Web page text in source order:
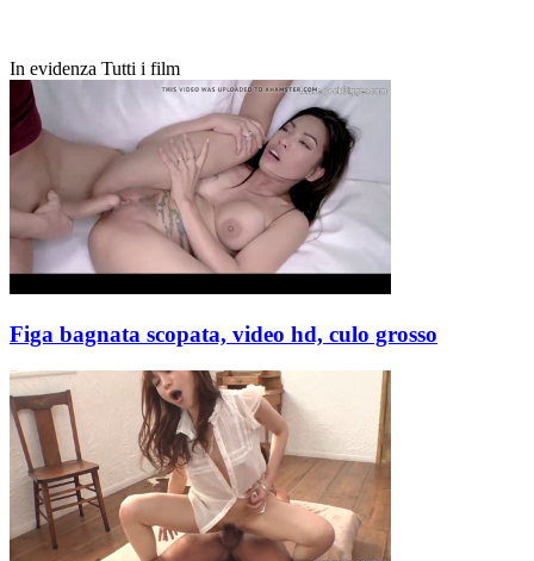
In evidenza Tutti i film
Figa bagnata scopata, video hd, culo grosso